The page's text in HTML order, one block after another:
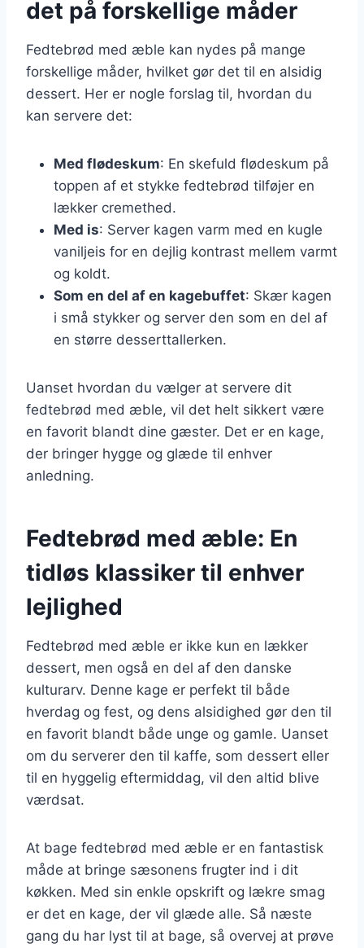
det på forskellige måder
Fedtebrød med æble kan nydes på mange
forskellige måder, hvilket gør det til en alsidig
dessert. Her er nogle forslag til, hvordan du
kan servere det:
Med flødeskum: En skefuld flødeskum på
toppen af et stykke fedtebrød tilføjer en
lækker cremethed.
Med is: Server kagen varm med en kugle
vaniljeis for en dejlig kontrast mellem varmt
og koldt.
Som en del af en kagebuffet: Skær kagen
i små stykker og server den som en del af
en større desserttallerken.
Uanset hvordan du vælger at servere dit
fedtebrød med æble, vil det helt sikkert være
en favorit blandt dine gæster. Det er en kage,
der bringer hygge og glæde til enhver
anledning.
Fedtebrød med æble: En
tidløs klassiker til enhver
lejlighed
Fedtebrød med æble er ikke kun en lækker
dessert, men også en del af den danske
kulturarv. Denne kage er perfekt til både
hverdag og fest, og dens alsidighed gør den til
en favorit blandt både unge og gamle. Uanset
om du serverer den til kaffe, som dessert eller
til en hyggelig eftermiddag, vil den altid blive
værdsat.
At bage fedtebrød med æble er en fantastisk
måde at bringe sæsonens frugter ind i dit
køkken. Med sin enkle opskrift og lækre smag
er det en kage, der vil glæde alle. Så næste
gang du har lyst til at bage, så overvej at prøve